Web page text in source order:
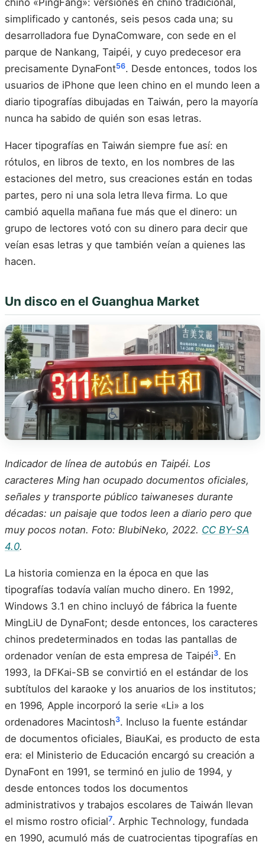
chino «PingFang»: versiones en chino tradicional,
simplificado y cantonés, seis pesos cada una; su
desarrolladora fue DynaComware, con sede en el
parque de Nankang, Taipéi, y cuyo predecesor era
precisamente DynaFont56. Desde entonces, todos los
usuarios de iPhone que leen chino en el mundo leen a
diario tipografías dibujadas en Taiwán, pero la mayoría
nunca ha sabido de quién son esas letras.
Hacer tipografías en Taiwán siempre fue así: en
rótulos, en libros de texto, en los nombres de las
estaciones del metro, sus creaciones están en todas
partes, pero ni una sola letra lleva firma. Lo que
cambió aquella mañana fue más que el dinero: un
grupo de lectores votó con su dinero para decir que
veían esas letras y que también veían a quienes las
hacen.
Un disco en el Guanghua Market
Indicador de línea de autobús en Taipéi. Los
caracteres Ming han ocupado documentos oficiales,
señales y transporte público taiwaneses durante
décadas: un paisaje que todos leen a diario pero que
muy pocos notan. Foto: BlubiNeko, 2022. CC BY-SA
4.0.
La historia comienza en la época en que las
tipografías todavía valían mucho dinero. En 1992,
Windows 3.1 en chino incluyó de fábrica la fuente
MingLiU de DynaFont; desde entonces, los caracteres
chinos predeterminados en todas las pantallas de
ordenador venían de esta empresa de Taipéi3. En
1993, la DFKai-SB se convirtió en el estándar de los
subtítulos del karaoke y los anuarios de los institutos;
en 1996, Apple incorporó la serie «Li» a los
ordenadores Macintosh3. Incluso la fuente estándar
de documentos oficiales, BiauKai, es producto de esta
era: el Ministerio de Educación encargó su creación a
DynaFont en 1991, se terminó en julio de 1994, y
desde entonces todos los documentos
administrativos y trabajos escolares de Taiwán llevan
el mismo rostro oficial7. Arphic Technology, fundada
en 1990, acumuló más de cuatrocientas tipografías en